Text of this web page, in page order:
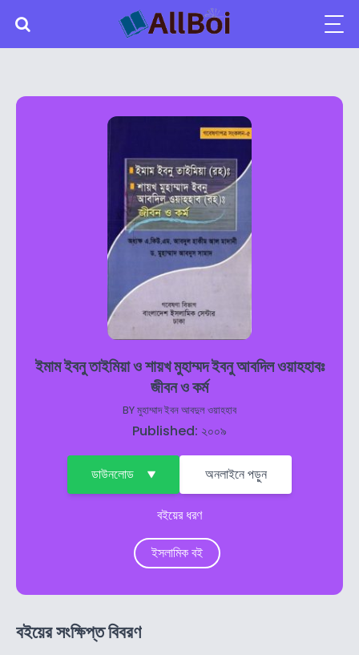
ইমাম ইবনু তাইমিয়া ও শায়খ মুহাম্মদ ইবনু আবদিল ওয়াহহাবঃ
জীবন ও কর্ম
BYমুহাম্মাদ ইবন আবদুল ওয়াহহাব
Published: ২০০৯
ডাউনলোড অনলাইনে পড়ুন
বইয়ের ধরণ
ইসলামিক বই
বইয়ের সংক্ষিপ্ত বিবরণ